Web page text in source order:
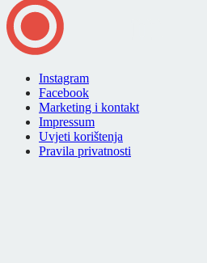
Instagram
Facebook
Marketing i kontakt
Impressum
Uvjeti korištenja
Pravila privatnosti